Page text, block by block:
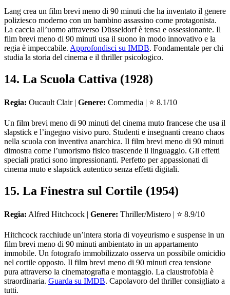
Lang crea un film brevi meno di 90 minuti che ha inventato il genere
poliziesco moderno con un bambino assassino come protagonista.
La caccia all’uomo attraverso Düsseldorf è tensa e ossessionante. Il
film brevi meno di 90 minuti usa il suono in modo innovativo e la
regia è impeccabile. Approfondisci su IMDB. Fondamentale per chi
studia la storia del cinema e il thriller psicologico.
14. La Scuola Cattiva (1928)
Regia: Oucault Clair | Genere: Commedia | ⭐ 8.1/10
Un film brevi meno di 90 minuti del cinema muto francese che usa il
slapstick e l’ingegno visivo puro. Studenti e insegnanti creano chaos
nella scuola con inventiva anarchica. Il film brevi meno di 90 minuti
dimostra come l’umorismo fisico trascende il linguaggio. Gli effetti
speciali pratici sono impressionanti. Perfetto per appassionati di
cinema muto e slapstick autentico senza effetti digitali.
15. La Finestra sul Cortile (1954)
Regia: Alfred Hitchcock | Genere: Thriller/Mistero | ⭐ 8.9/10
Hitchcock racchiude un’intera storia di voyeurismo e suspense in un
film brevi meno di 90 minuti ambientato in un appartamento
immobile. Un fotografo immobilizzato osserva un possibile omicidio
nel cortile opposto. Il film brevi meno di 90 minuti crea tensione
pura attraverso la cinematografia e montaggio. La claustrofobia è
straordinaria. Guarda su IMDB. Capolavoro del thriller consigliato a
tutti.